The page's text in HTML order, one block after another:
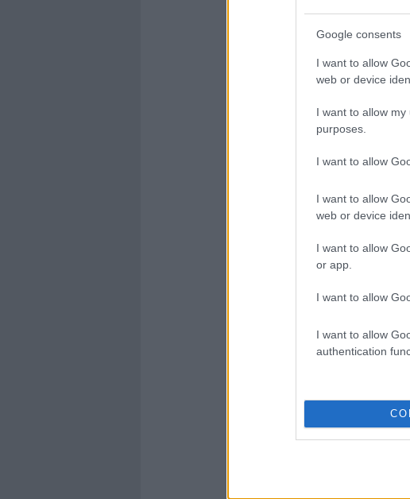
Google consents
I want to allow
web or device
I want to allow
purposes.
I want to allow
I want to allow
web or device
I want to allow
or app.
I want to allow
I want to allow
authentication